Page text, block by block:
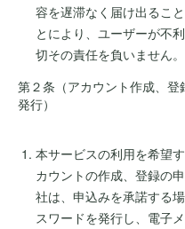
容を遅滞なく届け出るこ
とにより、ユーザーが不
切その責任を負いません。
第２条（アカウント作成、
発行）
本サービスの利用を希望
カウントの作成、登録の
社は、申込みを承諾する
スワードを発行し、電子